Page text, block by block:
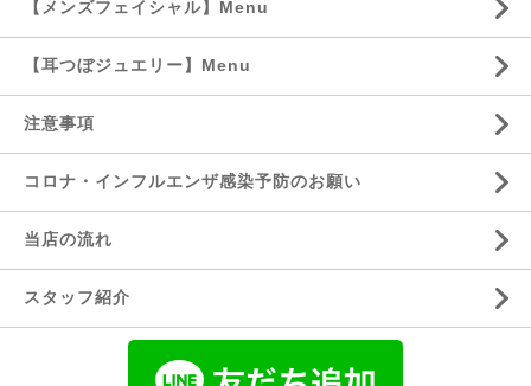
【メンズフェイシャル】Menu
【耳つぼジュエリー】Menu
注意事項
コロナ・インフルエンザ感染予防のお願い
当店の流れ
スタッフ紹介